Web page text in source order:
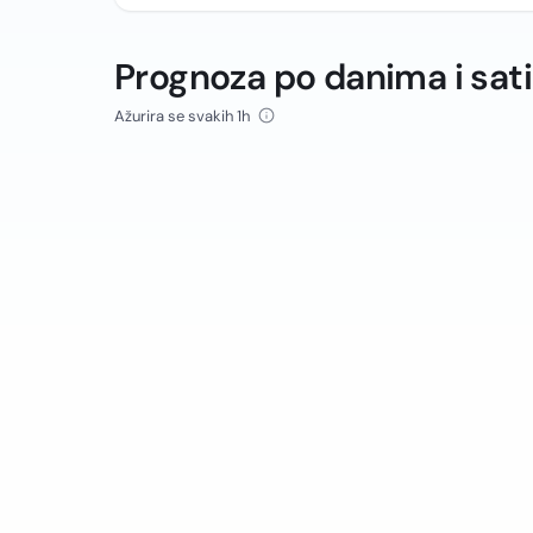
Prognoza po danima i
Ažurira se svakih 1h